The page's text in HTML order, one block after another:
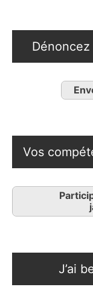
Vos
J’ai